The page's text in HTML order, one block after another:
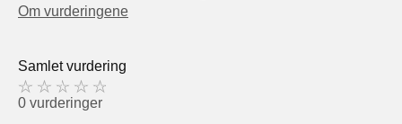
Om vurderingene
Samlet vurdering
0 vurderinger